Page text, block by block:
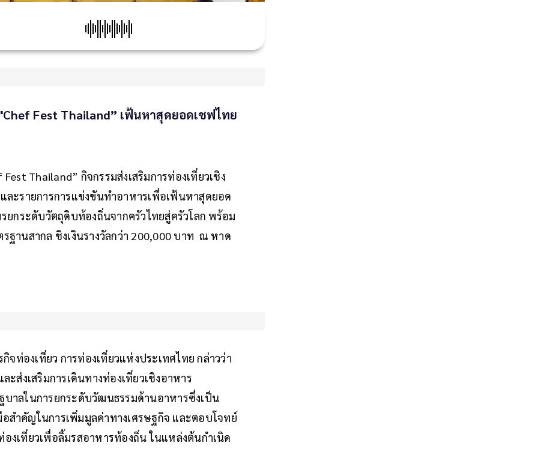
Fest Thailand” เฟ้นหาสุดยอดเชฟไทย
Thailand” กิจกรรมส่งเสริมการท่องเที่ยวเชิง
ละรายการการแข่งขันทำอาหารเพื่อเฟ้นหาสุดยอด
ยกระดับวัตถุดิบท้องถิ่นจากครัวไทยสู่ครัวโลก พร้อม
านสากล ชิงเงินรางวัลกว่า 200,000 บาท ณ หาด
ท่องเที่ยว การท่องเที่ยวแห่งประเทศไทย กล่าวว่า
ส่งเสริมการเดินทางท่องเที่ยวเชิงอาหาร
บาลในการยกระดับวัฒนธรรมด้านอาหารซึ่งเป็น
สำคัญในการเพิ่มมูลค่าทางเศรษฐกิจ และตอบโจทย์
เที่ยวเพื่อลิ้มรสอาหารท้องถิ่น ในแหล่งต้นกำเนิด